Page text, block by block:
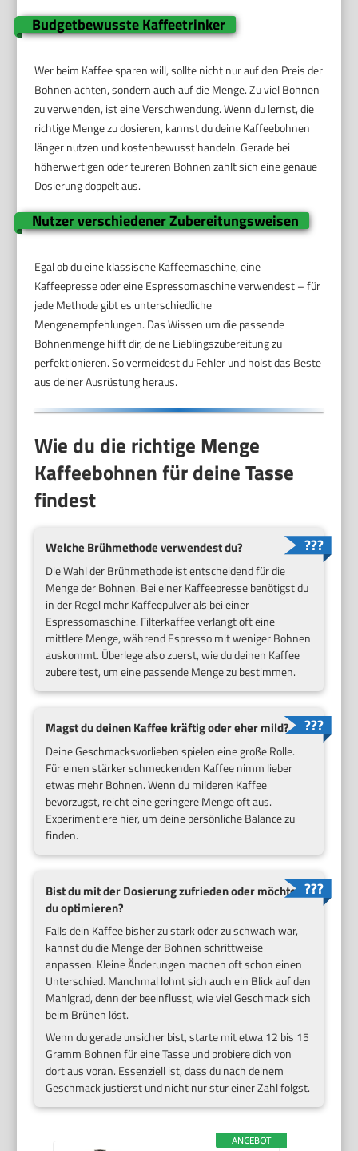
Budgetbewusste Kaffeetrinker
Wer beim Kaffee sparen will, sollte nicht nur auf den Preis der
Bohnen achten, sondern auch auf die Menge. Zu viel Bohnen
zu verwenden, ist eine Verschwendung. Wenn du lernst, die
richtige Menge zu dosieren, kannst du deine Kaffeebohnen
länger nutzen und kostenbewusst handeln. Gerade bei
höherwertigen oder teureren Bohnen zahlt sich eine genaue
Dosierung doppelt aus.
Nutzer verschiedener Zubereitungsweisen
Egal ob du eine klassische Kaffeemaschine, eine
Kaffeepresse oder eine Espressomaschine verwendest – für
jede Methode gibt es unterschiedliche
Mengenempfehlungen. Das Wissen um die passende
Bohnenmenge hilft dir, deine Lieblingszubereitung zu
perfektionieren. So vermeidest du Fehler und holst das Beste
aus deiner Ausrüstung heraus.
Wie du die richtige Menge
Kaffeebohnen für deine Tasse
findest
Welche Brühmethode verwendest du?
Die Wahl der Brühmethode ist entscheidend für die
Menge der Bohnen. Bei einer Kaffeepresse benötigst du
in der Regel mehr Kaffeepulver als bei einer
Espressomaschine. Filterkaffee verlangt oft eine
mittlere Menge, während Espresso mit weniger Bohnen
auskommt. Überlege also zuerst, wie du deinen Kaffee
zubereitest, um eine passende Menge zu bestimmen.
Magst du deinen Kaffee kräftig oder eher mild?
Deine Geschmacksvorlieben spielen eine große Rolle.
Für einen stärker schmeckenden Kaffee nimm lieber
etwas mehr Bohnen. Wenn du milderen Kaffee
bevorzugst, reicht eine geringere Menge oft aus.
Experimentiere hier, um deine persönliche Balance zu
finden.
Bist du mit der Dosierung zufrieden oder möchtest
du optimieren?
Falls dein Kaffee bisher zu stark oder zu schwach war,
kannst du die Menge der Bohnen schrittweise
anpassen. Kleine Änderungen machen oft schon einen
Unterschied. Manchmal lohnt sich auch ein Blick auf den
Mahlgrad, denn der beeinflusst, wie viel Geschmack sich
beim Brühen löst.
Wenn du gerade unsicher bist, starte mit etwa 12 bis 15
Gramm Bohnen für eine Tasse und probiere dich von
dort aus voran. Essenziell ist, dass du nach deinem
Geschmack justierst und nicht nur stur einer Zahl folgst.
ANGEBOT